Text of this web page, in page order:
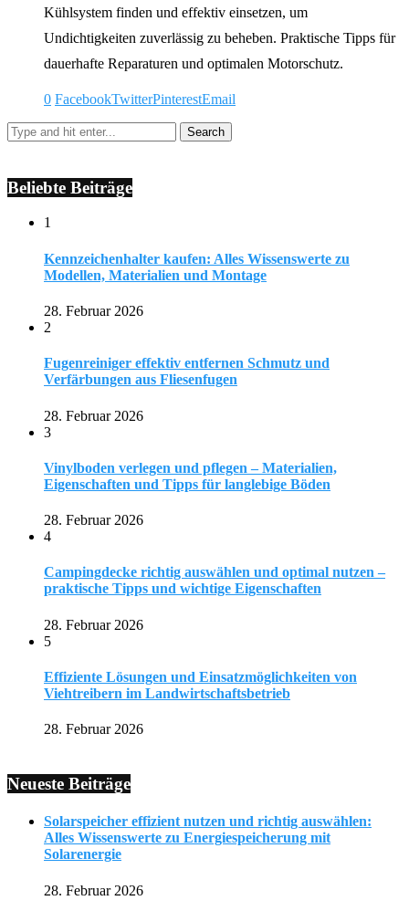
Kühlsystem finden und effektiv einsetzen, um
Undichtigkeiten zuverlässig zu beheben. Praktische Tipps für
dauerhafte Reparaturen und optimalen Motorschutz.
0 FacebookTwitterPinterestEmail
Beliebte Beiträge
1
Kennzeichenhalter kaufen: Alles Wissenswerte zu
Modellen, Materialien und Montage
28. Februar 2026
2
Fugenreiniger effektiv entfernen Schmutz und
Verfärbungen aus Fliesenfugen
28. Februar 2026
3
Vinylboden verlegen und pflegen – Materialien,
Eigenschaften und Tipps für langlebige Böden
28. Februar 2026
4
Campingdecke richtig auswählen und optimal nutzen –
praktische Tipps und wichtige Eigenschaften
28. Februar 2026
5
Effiziente Lösungen und Einsatzmöglichkeiten von
Viehtreibern im Landwirtschaftsbetrieb
28. Februar 2026
Neueste Beiträge
Solarspeicher effizient nutzen und richtig auswählen:
Alles Wissenswerte zu Energiespeicherung mit
Solarenergie
28. Februar 2026